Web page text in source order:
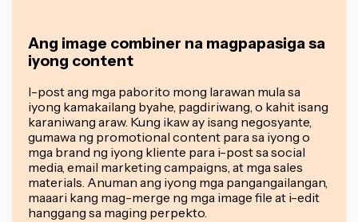
Ang image combiner na magpapasiga sa
iyong content
I-post ang mga paborito mong larawan mula sa
iyong kamakailang byahe, pagdiriwang, o kahit isang
karaniwang araw. Kung ikaw ay isang negosyante,
gumawa ng promotional content para sa iyong o
mga brand ng iyong kliente para i-post sa social
media, email marketing campaigns, at mga sales
materials. Anuman ang iyong mga pangangailangan,
maaari kang mag-merge ng mga image file at i-edit
hanggang sa maging perpekto.